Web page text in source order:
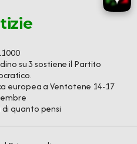
su 3 sostiene il Partito
europea a Ventotene 14-17
quanto pensi